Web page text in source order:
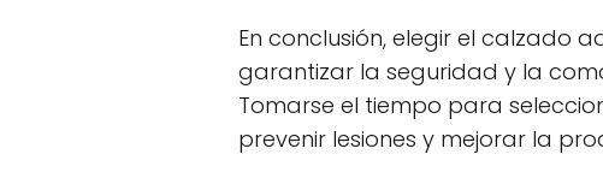
En conclusión, elegir el calzado
garantizar la seguridad y la
Tomarse el tiempo para
prevenir lesiones y mejorar la